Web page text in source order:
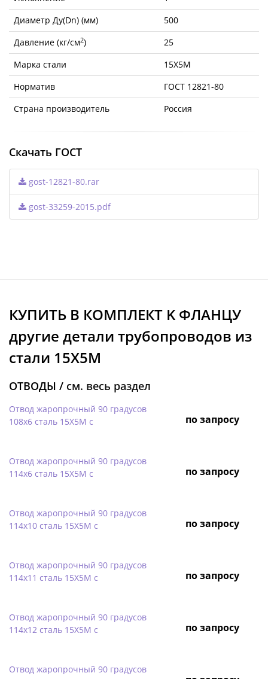
Диаметр Ду(Dn) (мм)
500
Давление (кг/см2)
25
Марка стали
15Х5М
Норматив
ГОСТ 12821-80
Страна производитель
Россия
Скачать ГОСТ
gost-12821-80.rar
gost-33259-2015.pdf
КУПИТЬ В КОМПЛЕКТ K ФЛАНЦУ
другие детали трубопроводов из
стали 15Х5М
ОТВОДЫ / см. весь раздел
Отвод жаропрочный 90 градусов
108х6 сталь 15Х5М с
по запросу
Отвод жаропрочный 90 градусов
114х6 сталь 15Х5М с
по запросу
Отвод жаропрочный 90 градусов
114х10 сталь 15Х5М с
по запросу
Отвод жаропрочный 90 градусов
114х11 сталь 15Х5М с
по запросу
Отвод жаропрочный 90 градусов
114х12 сталь 15Х5М с
по запросу
Отвод жаропрочный 90 градусов